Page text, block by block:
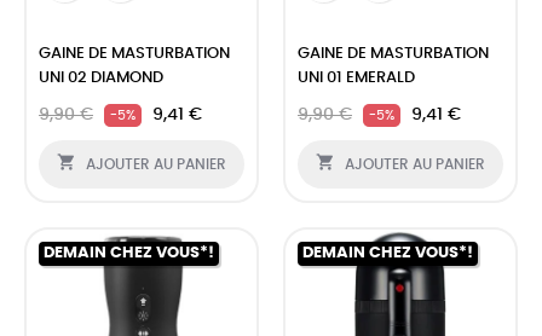
GAINE DE MASTURBATION
UNI 02 DIAMOND
9,90 € -5% 9,41 €
 AJOUTER AU PANIER
GAINE DE MASTURBATION
UNI 01 EMERALD
9,90 € -5% 9,41 €
 AJOUTER AU PANIER
DEMAIN CHEZ VOUS*! DEMAIN CHEZ VOUS*!